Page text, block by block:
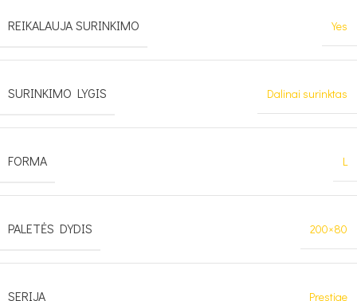
REIKALAUJA SURINKIMO Yes
SURINKIMO LYGIS Dalinai surinktas
FORMA L
PALETĖS DYDIS 200×80
SERIJA Prestige